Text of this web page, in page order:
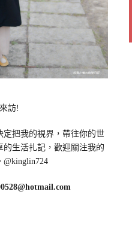
訪!
定把我的視界，帶往你的世
生活扎記，歡迎關注我的